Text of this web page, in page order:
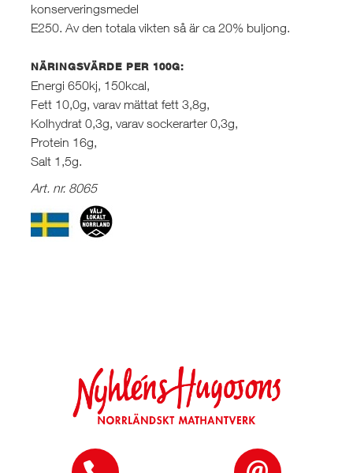
konserveringsmedel
E250. Av den totala vikten så är ca 20% buljong.
NÄRINGSVÄRDE PER 100G:
Energi 650kj, 150kcal,
Fett 10,0g, varav mättat fett 3,8g,
Kolhydrat 0,3g, varav sockerarter 0,3g,
Protein 16g,
Salt 1,5g.
Art. nr. 8065